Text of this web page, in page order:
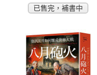
已售完，補書中